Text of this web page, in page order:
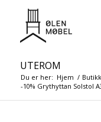
UTEROM
Du er her: Hjem / Butikk
-10% Grythyttan Solstol